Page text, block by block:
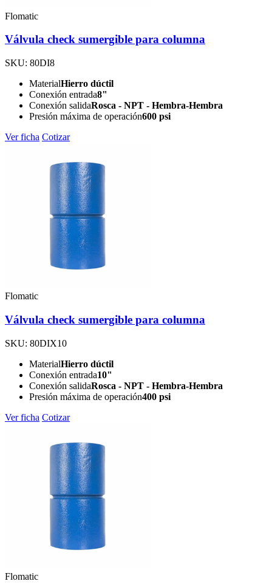
Flomatic
Válvula check sumergible para columna
SKU: 80DI8
MaterialHierro dúctil
Conexión entrada8"
Conexión salidaRosca - NPT - Hembra-Hembra
Presión máxima de operación600 psi
Ver ficha Cotizar
Flomatic
Válvula check sumergible para columna
SKU: 80DIX10
MaterialHierro dúctil
Conexión entrada10"
Conexión salidaRosca - NPT - Hembra-Hembra
Presión máxima de operación400 psi
Ver ficha Cotizar
Flomatic